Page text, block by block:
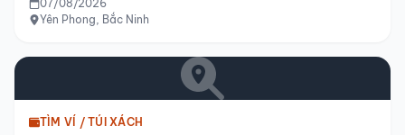
07/08/2026
Yên Phong, Bắc Ninh
TÌM VÍ / TÚI XÁCH